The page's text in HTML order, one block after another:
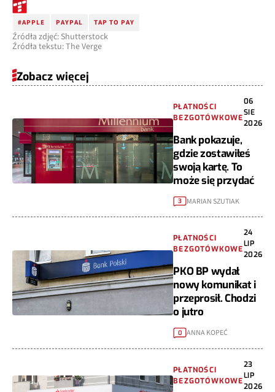
#APPLE PAYPAL TAP TO PAY
Źródła zdjęć: Shutterstock
Źródła tekstu: The Verge
Zobacz więcej
PŁATNOŚCI
BEZGOTÓWKOWE
06
SIE
2026
Bank pokazuje,
gdzie zostawiłeś
swoją kartę. To
może się przydać
3 MARIAN SZUTIAK
PŁATNOŚCI
BEZGOTÓWKOWE
24
LIP
2026
PKO BP wydał
nowy komunikat i
przeprosił. Chodzi
o jutro
0 ANNA KOPEĆ
PŁATNOŚCI
BEZGOTÓWKOWE
23
LIP
2026